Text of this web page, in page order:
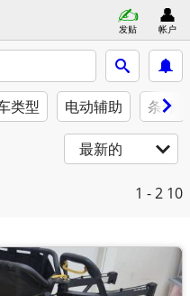
发贴 帐户
类型 电动辅助 条件
最新的
1 - 2 10